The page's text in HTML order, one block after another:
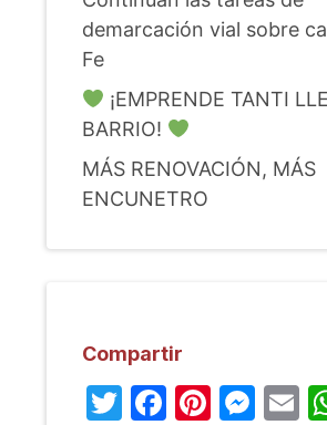
demarcación vial sobre
Fe
¡EMPRENDE TANTI
BARRIO!
MÁS RENOVACIÓN, MÁS
ENCUNETRO
Compartir
Twitter